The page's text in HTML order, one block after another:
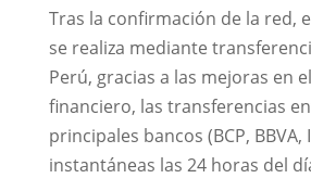
Tras la confirmación de la red,
se realiza mediante
Perú, gracias a las mejoras en
financiero, las transferencias
principales bancos (BCP,
instantáneas las 24 horas del